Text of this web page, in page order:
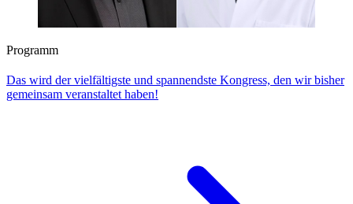
Programm
Das wird der vielfältigste und spannendste Kongress, den wir bisher
gemeinsam veranstaltet haben!